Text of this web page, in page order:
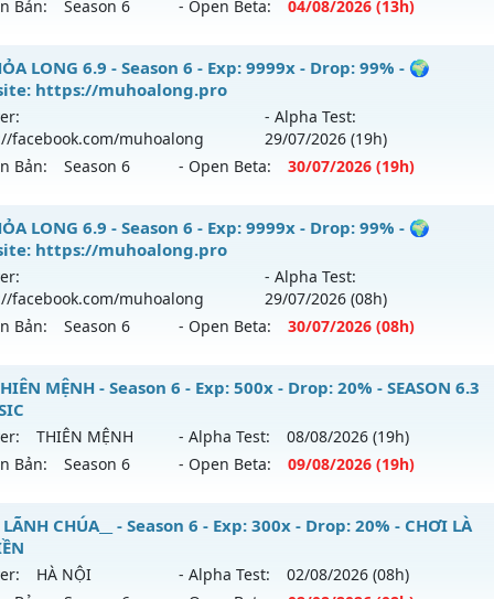
- Drop: 99%
Mu Nguyên bản Webzen
XShield
Bản:
Season 6 - Open Beta: 04/08/2026 (13h)
LONG 6.9 - 🌍 Website: https://muhoalong.pro
ra tháng 08 2026 - Mở máy chủhttps://facebook.com/
08/2626
- Drop: 20%
Mu Nguyên bản Webzen
XShield
LONG 6.9 - Season 6 - Exp: 9999x - Drop: 99% - 🌍
https://muhoalong.pro
facebook.com/muhoalong
- Alpha Test:
29/07/2026 (19h)
Bản:
Season 6 - Open Beta: 30/07/2026 (19h)
LONG 6.9 - 🌍 Website: https://muhoalong.pro
ra tháng 07 2026 - Mở máy chủhttps://facebook.com/
07/2626
- Drop: 99%
Mu Nguyên bản Webzen
Xshiel
LONG 6.9 - Season 6 - Exp: 9999x - Drop: 99% - 🌍
https://muhoalong.pro
facebook.com/muhoalong
- Alpha Test:
29/07/2026 (08h)
Bản:
Season 6 - Open Beta: 30/07/2026 (08h)
LONG 6.9 - 🌍 Website: https://muhoalong.pro
ra tháng 07 2026 - Mở máy chủ https://facebook.com/
30/07/2626
Non Reset
Mu Nguyên bản Webzen
MỆNH - Season 6 - Exp: 500x - Drop: 20% - SEASON 6.3
THIÊN MỆNH - Alpha Test: 08/08/2026 (19h)
Bản:
Season 6 - Open Beta: 09/08/2026 (19h)
THIÊN MỆNH - SEASON 6.3 CLASSIC
mới ra tháng 08 2026 - Mở máy chủTHIÊN MỆNH
LÃNH CHÚA__ - Season 6 - Exp: 300x - Drop: 20% - CHƠI LÀ
HÀ NỘI - Alpha Test: 02/08/2026 (08h)